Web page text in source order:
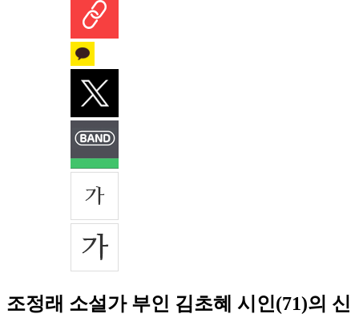
조정래 소설가 부인 김초혜 시인(71)의 신